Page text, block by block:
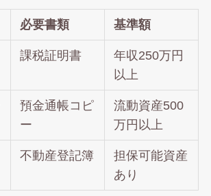
必要書類 基準額
課税証明書
年収250万円
以上
預金通帳コピ
ー
流動資産500
万円以上
不動産登記簿
担保可能資産
あり